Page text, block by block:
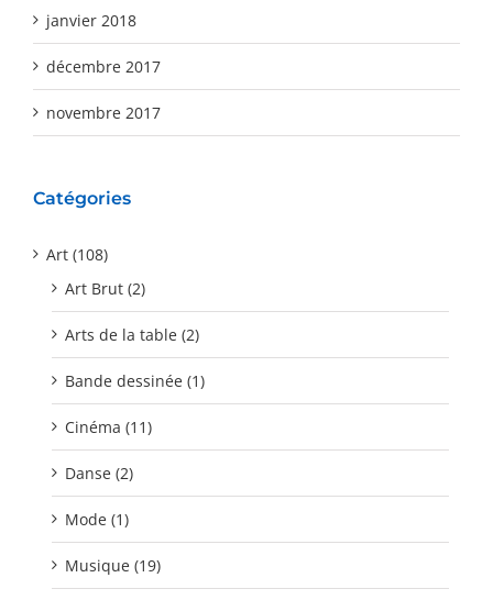
janvier 2018
décembre 2017
novembre 2017
Catégories
Art (108)
Art Brut (2)
Arts de la table (2)
Bande dessinée (1)
Cinéma (11)
Danse (2)
Mode (1)
Musique (19)